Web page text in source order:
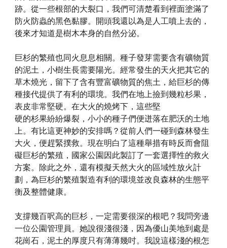
跡。從一些根部的大裂口，我們可清楚看到裡面塗滿了
防火防蟲的黑色黏膠。開頭我還以為是人工噴上去的，
後來才知道是樹木本身的自然分泌。
巨杉的繁殖也同火息息相關。種子發芽需要含有礦物質
的泥土，小樹生長需要陽光。經常發生的天火把其它的
草木燒光，留下了含有豐富礦物質的焦土，給巨杉的傳
種接代提供了有利的環境。我們在地上撿到幾粒杉果，
表皮非常堅硬。在大火的燒烤下，這些堅
硬的杉果紛紛爆裂，小小的種子們便迸落在肥沃的土地
上。有比這更神妙的安排嗎？從前人們一碰到森林發生
大火，便趕緊撲救。現在明白了這種舉措有時反而會阻
礙巨杉的繁殖，國家公園因此製訂了一套選擇性的救火
方案。除此之外，還有模擬天然大火的區域性放火計
劃，為巨杉的繁殖製造有利的環境並改良森林的生態平
衡及整體健康。
支撐幾百呎高的巨杉，一定需要很深的根吧？我問旁邊
一位公園管理員。她說很淺很淺，因為優山美地到處是
花崗石，泥土的厚度只有薄薄幾吋。我說這樣淺的根怎